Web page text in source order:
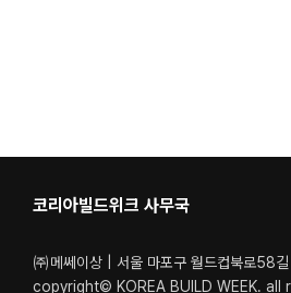
코리아빌드위크 사무국
㈜메쎄이상 | 서울 마포구 월드컵북로58
copyright© KOREA BUILD WEEK. all